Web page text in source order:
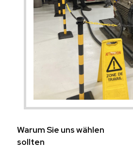
Warum Sie uns wählen
sollten